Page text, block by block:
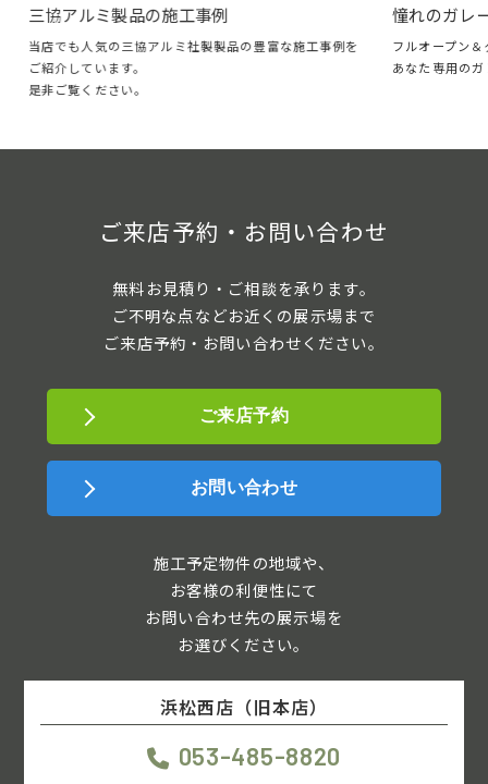
例を
憧れのガレージ・LIXILスタイルコート特集
フルオープン＆クローズに対応した、自分の時間を楽しむ
あなた専用のガレージリビング。
みん
お庭づ
ともに
ご来店予約・お問い合わせ
無料お見積り・ご相談を承ります。
ご不明な点などお近くの展示場まで
ご来店予約・お問い合わせください。
ご来店予約
お問い合わせ
施工予定物件の地域や、
お客様の利便性にて
お問い合わせ先の展示場を
お選びください。
浜松西店（旧本店）
053-485-8820